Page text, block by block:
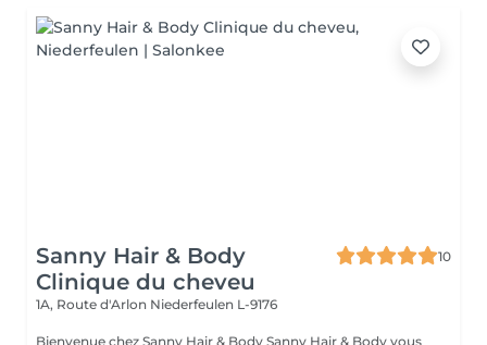
Sanny Hair & Body
Clinique du cheveu
10
1A, Route d'Arlon Niederfeulen L-9176
Bienvenue chez Sanny Hair & Body Sanny Hair & Body vous